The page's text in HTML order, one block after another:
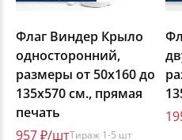
Флаг Виндер Крыло
односторонний,
размеры от 50х160 до
135х570 см., прямая
печать
957 ₽/штТираж 1-5 шт